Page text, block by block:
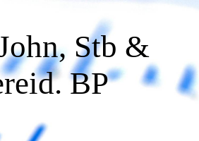
Stb &
BP